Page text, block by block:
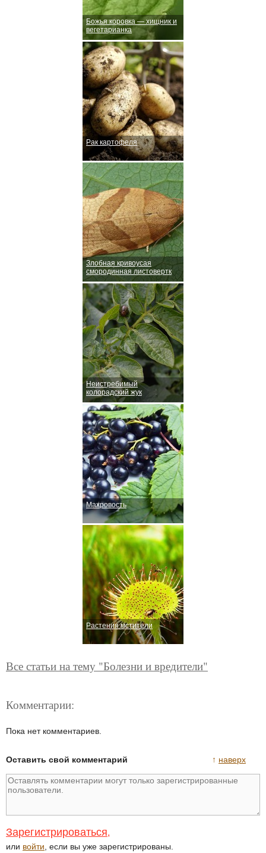
Божья коровка — хищник и
вегетарианка
Рак картофеля
Злобная кривоусая
смородинная листовертк
Неистребимый
колорадский жук
Махровость
Растения мстители
Все статьи на тему "Болезни и вредители"
Комментарии:
Пока нет комментариев.
↑ наверх
Оставить свой комментарий
Зарегистрироваться,
или войти , если вы уже зарегистрированы.